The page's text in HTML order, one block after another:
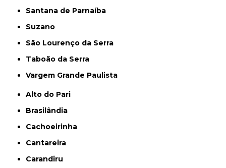
Santana de Parnaíba
Suzano
São Lourenço da Serra
Taboão da Serra
Vargem Grande Paulista
Alto do Pari
Brasilândia
Cachoeirinha
Cantareira
Carandiru